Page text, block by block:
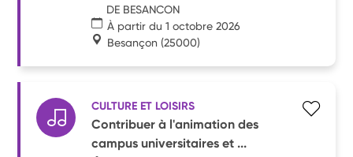
DE BESANCON
À partir du 1 octobre 2026
Besançon (25000)
CULTURE ET LOISIRS
Contribuer à l'animation des
campus universitaires et ...